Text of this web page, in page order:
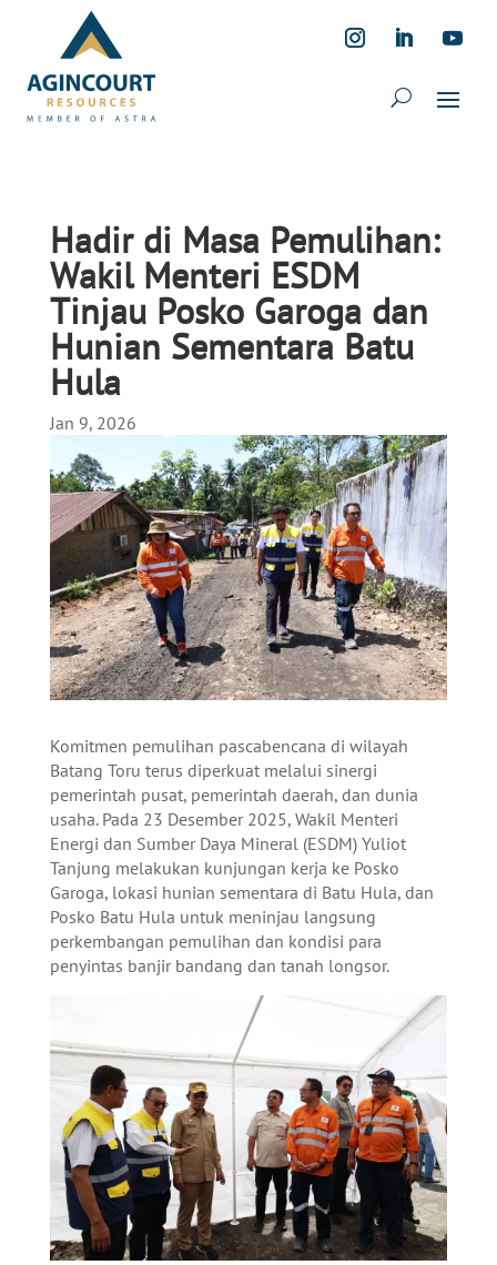
Hadir di Masa Pemulihan:
Wakil Menteri ESDM
Tinjau Posko Garoga dan
Hunian Sementara Batu
Hula
Jan 9, 2026
Komitmen pemulihan pascabencana di wilayah
Batang Toru terus diperkuat melalui sinergi
pemerintah pusat, pemerintah daerah, dan dunia
usaha. Pada 23 Desember 2025, Wakil Menteri
Energi dan Sumber Daya Mineral (ESDM) Yuliot
Tanjung melakukan kunjungan kerja ke Posko
Garoga, lokasi hunian sementara di Batu Hula, dan
Posko Batu Hula untuk meninjau langsung
perkembangan pemulihan dan kondisi para
penyintas banjir bandang dan tanah longsor.